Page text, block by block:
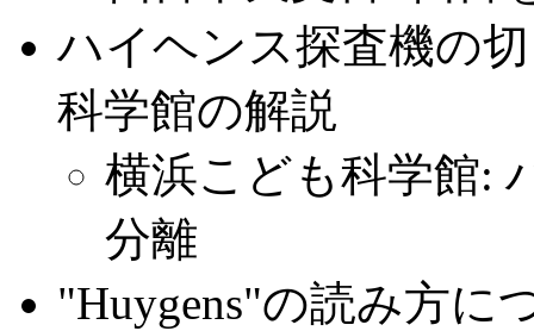
ハイヘンス探査機の
科学館の解説
横浜こども科学館:
分離
"Huygens"の読み方に